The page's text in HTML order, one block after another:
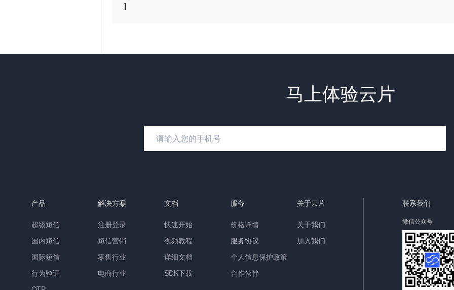
]
马上体验云片
产品
超级短信
国内短信
国际短信
行为验证
解决方案
注册登录
短信营销
零售行业
电商行业
文档
快速开始
视频教程
详细文档
SDK下载
服务
价格详情
服务协议
个人信息保护政策
合作伙伴
关于云片
关于我们
加入我们
联系我们
微信公众号